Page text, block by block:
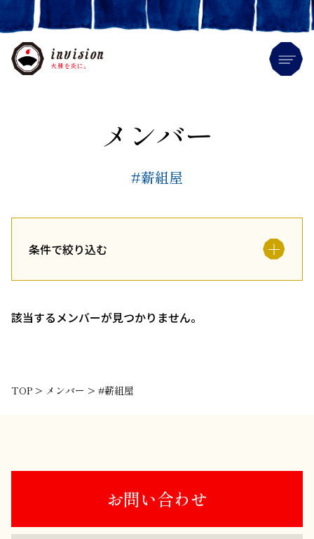
メンバー
#薪組屋
条件で絞り込む
該当するメンバーが見つかりません。
TOP > メンバー > #薪組屋
お問い合わせ